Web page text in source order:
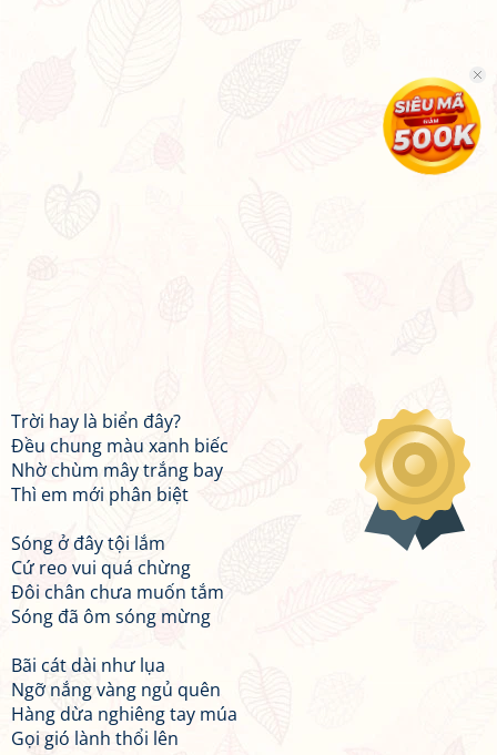
Trời hay là biển đây?
Đều chung màu xanh biếc
Nhờ chùm mây trắng bay
Thì em mới phân biệt
Sóng ở đây tội lắm
Cứ reo vui quá chừng
Đôi chân chưa muốn tắm
Sóng đã ôm sóng mừng
Bãi cát dài như lụa
Ngỡ nắng vàng ngủ quên
Hàng dừa nghiêng tay múa
Gọi gió lành thổi lên